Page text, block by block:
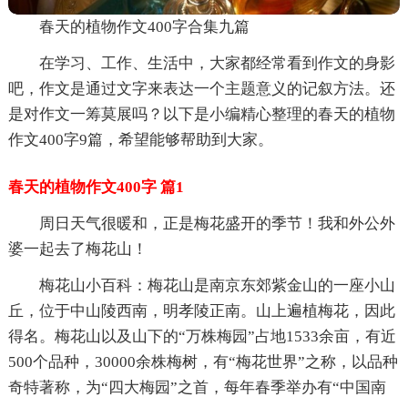
春天的植物作文400字合集九篇
在学习、工作、生活中，大家都经常看到作文的身影
吧，作文是通过文字来表达一个主题意义的记叙方法。还
是对作文一筹莫展吗？以下是小编精心整理的春天的植物
作文400字9篇，希望能够帮助到大家。
春天的植物作文400字 篇1
周日天气很暖和，正是梅花盛开的季节！我和外公外
婆一起去了梅花山！
梅花山小百科：梅花山是南京东郊紫金山的一座小山
丘，位于中山陵西南，明孝陵正南。山上遍植梅花，因此
得名。梅花山以及山下的“万株梅园”占地1533余亩，有近
500个品种，30000余株梅树，有“梅花世界”之称，以品种
奇特著称，为“四大梅园”之首，每年春季举办有“中国南